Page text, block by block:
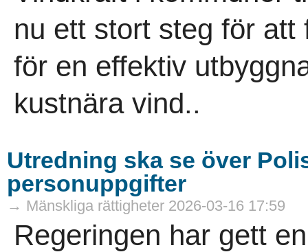
nu ett stort steg för
för en effektiv
kustnära vind..
Utredning ska se över
personuppgifter
→ Mänskliga rättigheter 2026-03-16 17:59
Regeringen har gett